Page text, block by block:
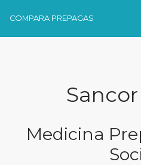
COMPARA PREPAGAS
Medicina